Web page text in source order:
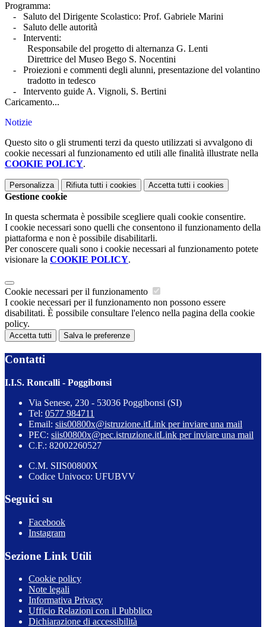
Programma:
-
Saluto del Dirigente Scolastico: Prof. Gabriele Marini
-
Saluto delle autorità
-
Interventi:
Responsabile del progetto di alternanza G. Lenti
Direttrice del Museo Bego S. Nocentini
-
Proiezioni e commenti degli alunni, presentazione del volantino
tradotto in tedesco
-
Intervento guide A. Vignoli, S. Bertini
Caricamento...
Notizie
Questo sito o gli strumenti terzi da questo utilizzati si avvalgono di
cookie necessari al funzionamento ed utili alle finalità illustrate nella
COOKIE POLICY.
Personalizza Rifiuta tutti i cookies Accetta tutti i cookies
Gestione cookie
In questa schermata è possibile scegliere quali cookie consentire.
I cookie necessari sono quelli che consentono il funzionamento della
piattaforma e non è possibile disabilitarli.
Per conoscere quali sono i cookie necessari al funzionamento potete
visionare la COOKIE POLICY.
Cookie necessari per il funzionamento
I cookie necessari per il funzionamento non possono essere
disabilitati. È possibile consultare l'elenco nella pagina della cookie
policy.
Accetta tutti Salva le preferenze
Contatti
I.I.S. Roncalli - Poggibonsi
Via Senese, 230 - 53036 Poggibonsi (SI)
Tel: 0577 984711
Email: siis00800x@istruzione.itLink per inviare una mail
PEC: siis00800x@pec.istruzione.itLink per inviare una mail
C.F.: 82002260527
C.M. SIIS00800X
Codice Univoco: UFUBVV
Seguici su
Facebook
Instagram
Sezione Link Utili
Cookie policy
Note legali
Informativa Privacy
Ufficio Relazioni con il Pubblico
Dichiarazione di accessibilità